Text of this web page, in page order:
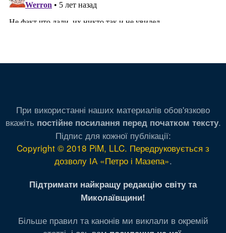
При використанні наших материалів обов'язково
вкажіть постійне посилання перед початком тексту.
Підпис для кожної публікації:
Copyright © 2018 PiM, LLC. Передруковується з
дозволу ІА «Петро і Мазепа».
Підтримати найкращу редакцію світу та
Миколаївщини!
Більше правил та канонів ми виклали в окремій